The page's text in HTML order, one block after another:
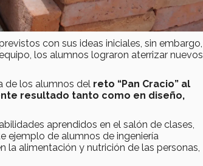
con sus ideas iniciales, sin embargo,
los alumnos lograron aterrizar nuevos
de los alumnos del reto “Pan Cracio” al
resultado tanto como en diseño,
aprendidos en el salón de clases,
ejemplo de alumnos de ingeniería
alimentación y nutrición de las personas,